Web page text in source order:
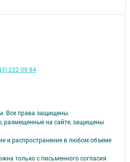
Все права защищены.
на сайте, защищены
и распространение в любом объеме
только с письменного согласия
222 09 84